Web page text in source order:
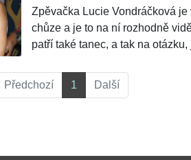
Zpěvačka Lucie Vondráčková
chůze a je to na ní rozhodně
patří také tanec, a tak na
videoklipu v jedné pražské
Předchozí 1 Další